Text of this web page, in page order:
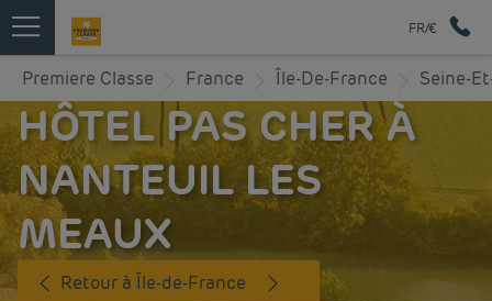
FR/€
Premiere Classe France Île-De-France Seine-
HÔTEL PAS CHER À
NANTEUIL LES
MEAUX
Retour à Île-de-France